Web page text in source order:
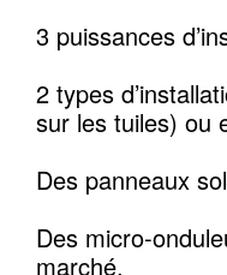
3 puissances
2 types
sur les tuiles) ou
Des panneaux
Des micro-
marché.